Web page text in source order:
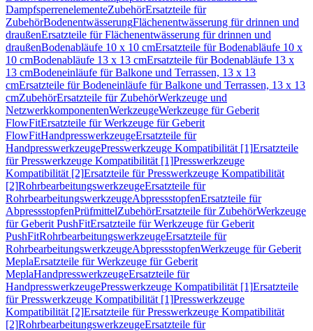
DampfsperrenelementeZubehörErsatzteile für
ZubehörBodenentwässerungFlächenentwässerung für drinnen und
draußenErsatzteile für Flächenentwässerung für drinnen und
draußenBodenabläufe 10 x 10 cmErsatzteile für Bodenabläufe 10 x
10 cmBodenabläufe 13 x 13 cmErsatzteile für Bodenabläufe 13 x
13 cmBodeneinläufe für Balkone und Terrassen, 13 x 13
cmErsatzteile für Bodeneinläufe für Balkone und Terrassen, 13 x 13
cmZubehörErsatzteile für ZubehörWerkzeuge und
NetzwerkkomponentenWerkzeugeWerkzeuge für Geberit
FlowFitErsatzteile für Werkzeuge für Geberit
FlowFitHandpresswerkzeugeErsatzteile für
HandpresswerkzeugePresswerkzeuge Kompatibilität [1]Ersatzteile
für Presswerkzeuge Kompatibilität [1]Presswerkzeuge
Kompatibilität [2]Ersatzteile für Presswerkzeuge Kompatibilität
[2]RohrbearbeitungswerkzeugeErsatzteile für
RohrbearbeitungswerkzeugeAbpressstopfenErsatzteile für
AbpressstopfenPrüfmittelZubehörErsatzteile für ZubehörWerkzeuge
für Geberit PushFitErsatzteile für Werkzeuge für Geberit
PushFitRohrbearbeitungswerkzeugeErsatzteile für
RohrbearbeitungswerkzeugeAbpressstopfenWerkzeuge für Geberit
MeplaErsatzteile für Werkzeuge für Geberit
MeplaHandpresswerkzeugeErsatzteile für
HandpresswerkzeugePresswerkzeuge Kompatibilität [1]Ersatzteile
für Presswerkzeuge Kompatibilität [1]Presswerkzeuge
Kompatibilität [2]Ersatzteile für Presswerkzeuge Kompatibilität
[2]RohrbearbeitungswerkzeugeErsatzteile für